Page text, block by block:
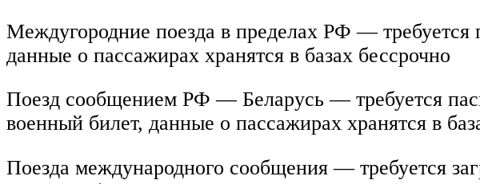
Междугородние поезда в пределах РФ — требуется
данные о пассажирах хранятся в базах бессрочно
Поезд сообщением РФ — Беларусь — требуется
военный билет, данные о пассажирах хранятся в
Поезда международного сообщения — требуется